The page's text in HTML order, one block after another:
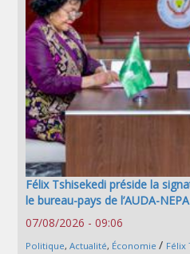
Félix Tshisekedi préside la
le bureau-pays de l’AUDA-
07/08/2026 - 09:06
Politique, Actualité, Économie / Félix